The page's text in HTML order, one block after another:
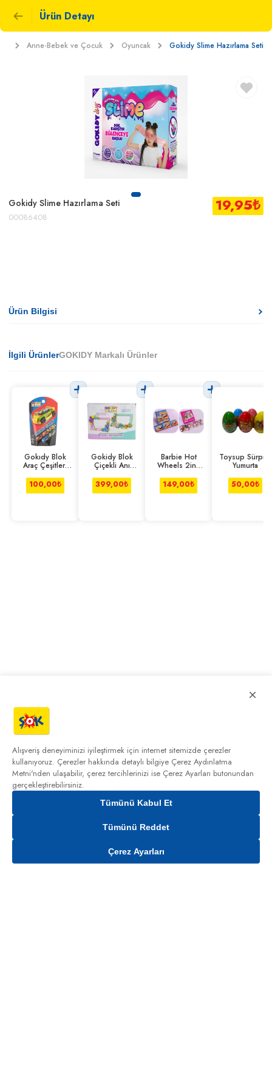
Ürün Detayı
Anne-Bebek ve Çocuk Oyuncak Gokidy Slime Hazırlama Seti
Gokidy Slime Hazırlama Seti
00086408
19,95₺
Gelince Haber Ver
Ürün Bilgisi
İlgili ÜrünlerGOKIDY Markalı Ürünler
Gokıdy Blok
Araç Çeşitleri
100,00₺
Gokidy Blok
Çiçekli Anı
mavi
399,00₺
Barbie Hot
Wheels 2in1
149,00₺
Toysup Sürpriz
Yumurta
50,00₺
×
Alışveriş deneyiminizi iyileştirmek için internet sitemizde çerezler
kullanıyoruz. Çerezler hakkında detaylı bilgiye Çerez Aydınlatma
Metni'nden ulaşabilir, çerez tercihlerinizi ise Çerez Ayarları butonundan
gerçekleştirebilirsiniz.
Tümünü Kabul Et
Tümünü Reddet
Çerez Ayarları